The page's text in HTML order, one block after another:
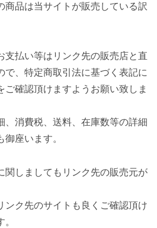
商品は当サイトが販売している訳
支払い等はリンク先の販売店と直
で、特定商取引法に基づく表記に
ご確認頂けますようお願い致しま
、消費税、送料、在庫数等の詳細
座います。
関しましてもリンク先の販売元が
ンク先のサイトも良くご確認頂け